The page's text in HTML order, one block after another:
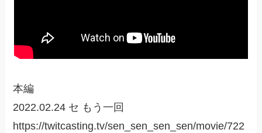
本編
2022.02.24 セ もう一回
https://twitcasting.tv/sen_sen_sen_sen/movie/722